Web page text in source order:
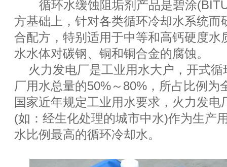
循环水缓蚀阻垢剂产品是碧涂
方基础上，针对各类循环冷却水系统而
合配方，特别适用于中等和高钙硬度水
水水体对碳钢、铜和铜合金的腐蚀。
火力发电厂是工业用水大户，开式
厂用水总量的50%～80%，所占比例为
国家近年规定工业用水要求，火力发电
(如：经生化处理的城市中水)作为生产
水比例最高的循环冷却水。